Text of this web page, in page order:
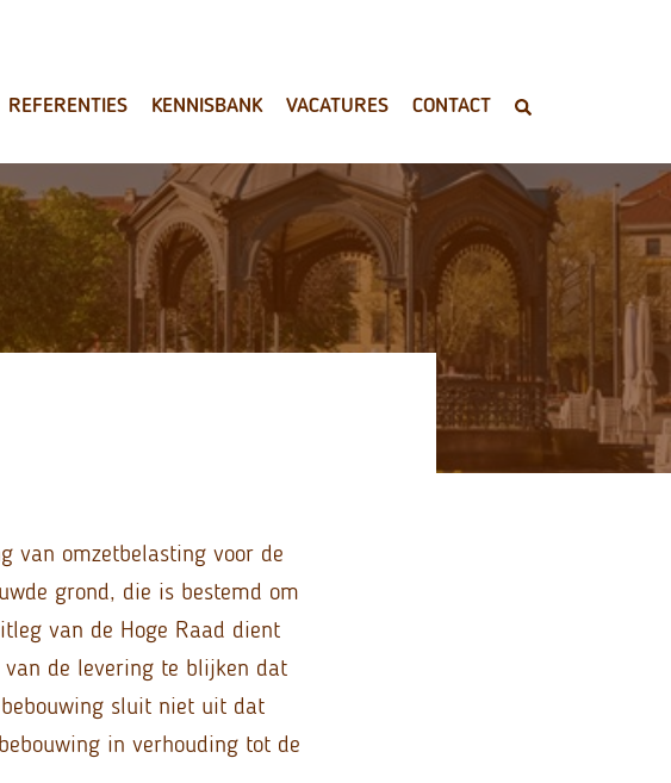
REFERENTIES KENNISBANK VACATURES CONTACT
van omzetbelasting voor de
grond, die is bestemd om
van de Hoge Raad dient
de levering te blijken dat
sluit niet uit dat
in verhouding tot de